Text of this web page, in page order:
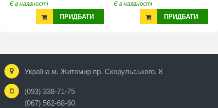
Є в наявності
ПРИДБАТИ
Є в наявності
ПРИДБАТИ
Україна м. Житомир пр. Скорульського, 8
(093) 338-71-75
(067) 562-68-60